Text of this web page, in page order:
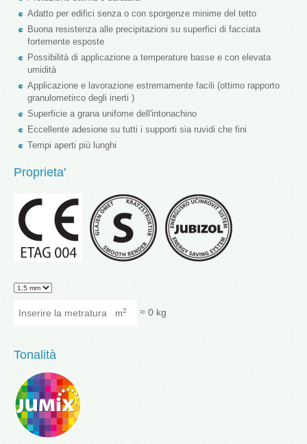
Adatto per edifici senza o con sporgenze minime del tetto
Buona resistenza alle precipitazioni su superfici di facciata
fortemente esposte
Possibilità di applicazione a temperature basse e con elevata
umidità
Applicazione e lavorazione estremamente facili (ottimo rapporto
granulometirco degli inerti )
Superficie a grana unifome dell'intonachino
Eccellente adesione su tutti i supporti sia ruvidi che fini
Tempi aperti più lunghi
Proprieta'
Granularity
m2 ≈ 0 kg
Tonalità